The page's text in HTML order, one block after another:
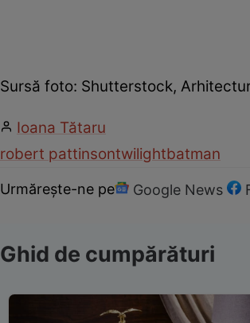
Sursă foto: Shutterstock,
Ioana Tătaru
robert pattinsontwilightbatman
Urmărește-ne pe Google News
Ghid de cumpărături